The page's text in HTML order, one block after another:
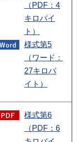
（PDF：4
キロバイ
ト）
様式第5
（ワード：
27キロバ
イト）
様式第6
（PDF：6